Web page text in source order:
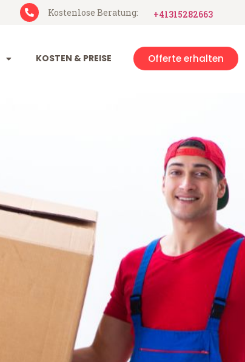
Kostenlose Beratung: +41315282663
KOSTEN & PREISE Offerte erhalten